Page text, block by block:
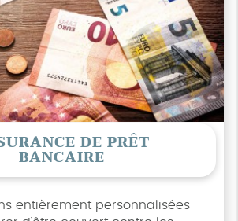
DE PRÊT
BANCAIRE
entièrement personnalisées